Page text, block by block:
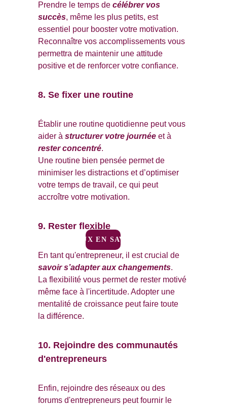
Prendre le temps de célébrer vos
succès, même les plus petits, est
essentiel pour booster votre motivation.
Reconnaître vos accomplissements vous
permettra de maintenir une attitude
positive et de renforcer votre confiance.
8. Se fixer une routine
Établir une routine quotidienne peut vous
aider à structurer votre journée et à
rester concentré.
Une routine bien pensée permet de
minimiser les distractions et d’optimiser
votre temps de travail, ce qui peut
accroître votre motivation.
9. Rester flexible
En tant qu'entrepreneur, il est crucial de
savoir s’adapter aux changements.
La flexibilité vous permet de rester motivé
même face à l'incertitude. Adopter une
mentalité de croissance peut faire toute
la différence.
10. Rejoindre des communautés
d'entrepreneurs
Enfin, rejoindre des réseaux ou des
forums d'entrepreneurs peut fournir le
JE VEUX EN SAVOIR +